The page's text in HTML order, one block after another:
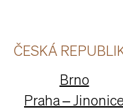
ČESKÁ
Brno
Praha – Jinonice